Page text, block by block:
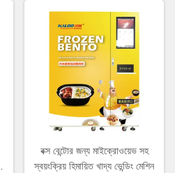
বক্স বেন্টোর জন্য মাইক্রোওয়েভ সহ
স্বয়ংক্রিয় হিমায়িত খাদ্য ভেন্ডিং মেশিন